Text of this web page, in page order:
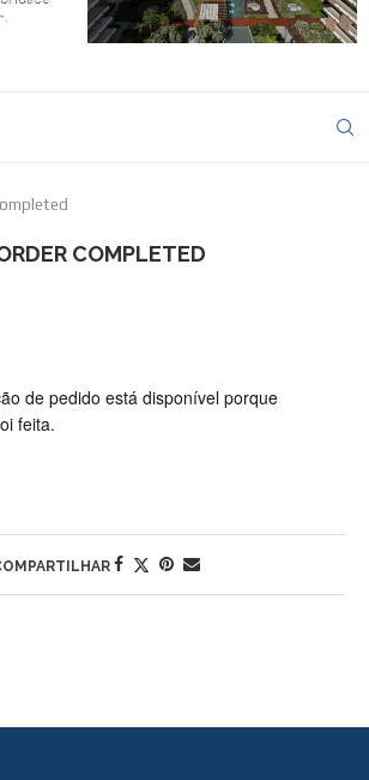
COMPLETED
de pedido está disponível porque
feita.